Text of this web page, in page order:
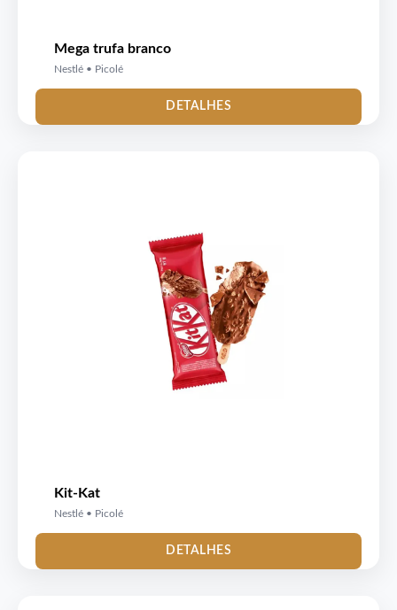
Mega trufa branco
Nestlé • Picolé
DETALHES
Kit-Kat
Nestlé • Picolé
DETALHES